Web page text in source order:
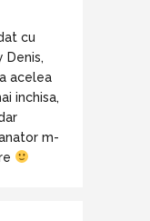
cu
Denis,
acelea
inchisa,
m-